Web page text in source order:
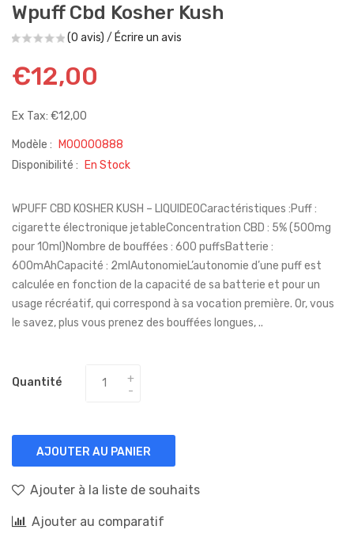
Wpuff Cbd Kosher Kush
(0 avis) / Écrire un avis
€12,00
Ex Tax: €12,00
Modèle :
M00000888
Disponibilité :
En Stock
WPUFF CBD KOSHER KUSH – LIQUIDEOCaractéristiques :Puff :
cigarette électronique jetableConcentration CBD : 5% (500mg
pour 10ml)Nombre de bouffées : 600 puffsBatterie :
600mAhCapacité : 2mlAutonomieL’autonomie d’une puff est
calculée en fonction de la capacité de sa batterie et pour un
usage récréatif, qui correspond à sa vocation première. Or, vous
le savez, plus vous prenez des bouffées longues, ..
Quantité
AJOUTER AU PANIER
Ajouter à la liste de souhaits
Ajouter au comparatif